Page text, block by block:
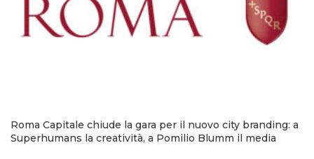
Roma Capitale chiude la gara per il nuovo city branding: a
Superhumans la creatività, a Pomilio Blumm il media